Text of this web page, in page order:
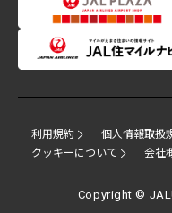
利用規約 個人情報取扱
クッキーについて
会社
Copyright ©